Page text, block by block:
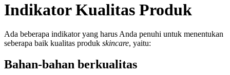
Indikator Kualitas Produk
Ada beberapa indikator yang harus Anda penuhi untuk menentukan
seberapa baik kualitas produk skincare, yaitu:
Bahan-bahan berkualitas